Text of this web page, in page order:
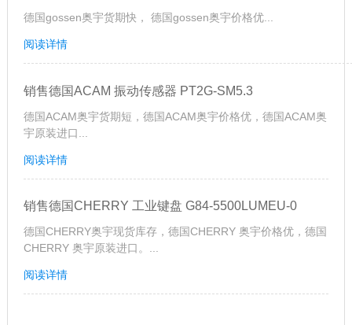
德国gossen奥宇货期快， 德国gossen奥宇价格优...
阅读详情